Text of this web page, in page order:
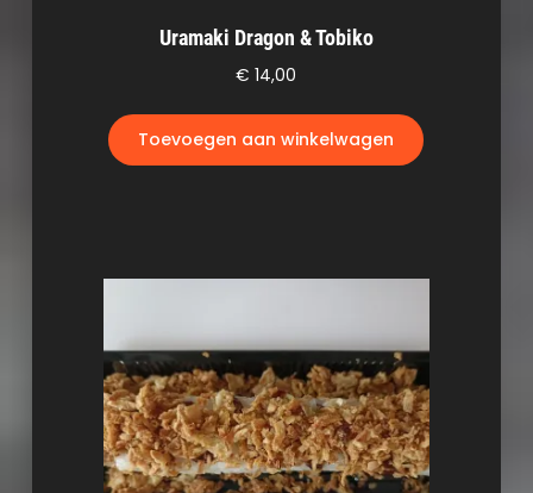
Uramaki Dragon & Tobiko
€ 14,00
Toevoegen aan winkelwagen